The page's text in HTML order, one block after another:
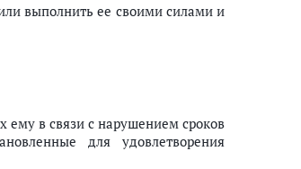
выполнить ее своими силами и
ему в связи с нарушением сроков
для удовлетворения